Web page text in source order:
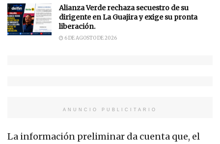
Alianza Verde rechaza secuestro de su
dirigente en La Guajira y exige su pronta
liberación.
6 DE AGOSTO DE 2026
ANUNCIO PUBLICITARIO
La información preliminar da cuenta que, el